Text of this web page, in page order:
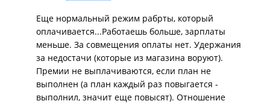
Еще нормальный режим рабрты, который
оплачивается...Работаешь больше, зарплаты
меньше. За совмещения оплаты нет. Удержания
за недостачи (которые из магазина воруют).
Премии не выплачиваются, если план не
выполнен (а план каждый раз повыгается -
выполнил, значит еще повысят). Отношение